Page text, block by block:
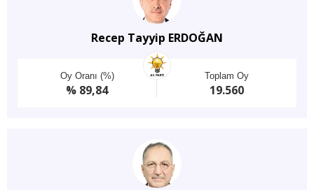
Recep Tayyip ERDOĞAN
Oy Oranı (%)
% 89,84
Toplam Oy
19.560